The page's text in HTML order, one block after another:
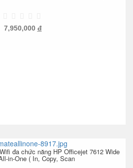
7,950,000 đ
đa chức năng HP Officejet 7612 Wide
in-One ( In, Copy, Scan